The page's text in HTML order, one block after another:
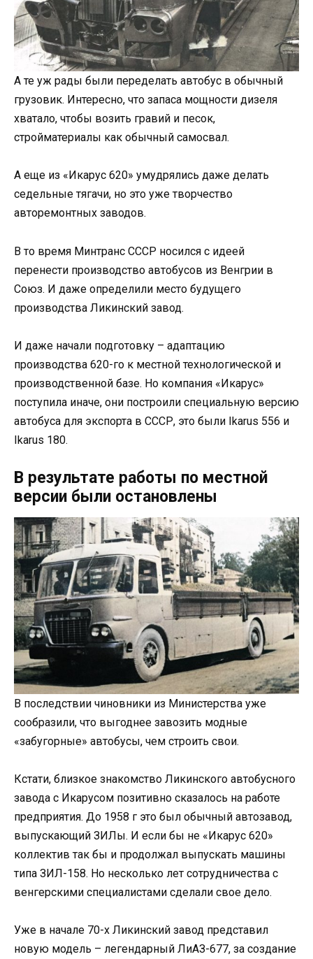
А те уж рады были переделать автобус в обычный
грузовик. Интересно, что запаса мощности дизеля
хватало, чтобы возить гравий и песок,
стройматериалы как обычный самосвал.
А еще из «Икарус 620» умудрялись даже делать
седельные тягачи, но это уже творчество
авторемонтных заводов.
В то время Минтранс СССР носился с идеей
перенести производство автобусов из Венгрии в
Союз. И даже определили место будущего
производства Ликинский завод.
И даже начали подготовку – адаптацию
производства 620-го к местной технологической и
производственной базе. Но компания «Икарус»
поступила иначе, они построили специальную версию
автобуса для экспорта в СССР, это были Ikarus 556 и
Ikarus 180.
В результате работы по местной
версии были остановлены
В последствии чиновники из Министерства уже
сообразили, что выгоднее завозить модные
«забугорные» автобусы, чем строить свои.
Кстати, близкое знакомство Ликинского автобусного
завода с Икарусом позитивно сказалось на работе
предприятия. До 1958 г это был обычный автозавод,
выпускающий ЗИЛы. И если бы не «Икарус 620»
коллектив так бы и продолжал выпускать машины
типа ЗИЛ-158. Но несколько лет сотрудничества с
венгерскими специалистами сделали свое дело.
Уже в начале 70-х Ликинский завод представил
новую модель – легендарный ЛиАЗ-677, за создание